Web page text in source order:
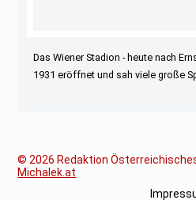
Das Wiener Stadion - heute nach
1931 eröffnet und sah viele große
© 2026 Redaktion
Michalek.at